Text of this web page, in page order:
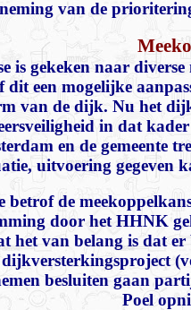
van de
is gekeken naar
een mogelijke
van de dijk. Nu het
in dat
en de gemeente
uitvoering gegeven
betrof de
door het HHNK
van belang is dat
besluiten gaan
Poel